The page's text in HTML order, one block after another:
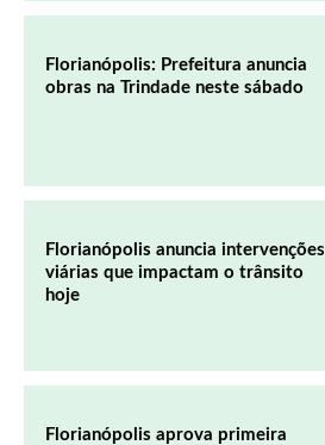
Florianópolis: Prefeitura anuncia
obras na Trindade neste sábado
Florianópolis anuncia intervenções
viárias que impactam o trânsito
hoje
Florianópolis aprova primeira